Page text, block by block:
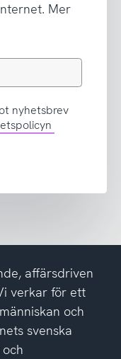
Mer
nyhetsbrev
affärsdriven
verkar för ett
och
svenska